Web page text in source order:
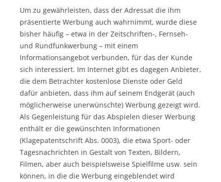
Um zu gewährleisten, dass der Adressat die ihm
präsentierte Werbung auch wahrnimmt, wurde diese
bisher häufig – etwa in der Zeitschriften-, Fernseh-
und Rundfunkwerbung – mit einem
Informationsangebot verbunden, für das der Kunde
sich interessiert. Im Internet gibt es dagegen Anbieter,
die dem Betrachter kostenlose Dienste oder Geld
dafür anbieten, dass ihm auf seinem Endgerät (auch
möglicherweise unerwünschte) Werbung gezeigt wird.
Als Gegenleistung für das Abspielen dieser Werbung
enthält er die gewünschten Informationen
(Klagepatentschrift Abs. 0003), die etwa Sport- oder
Tagesnachrichten in Gestalt von Texten, Bildern,
Filmen, aber auch beispielsweise Spielfilme usw. sein
können, in die die Werbung eingeblendet wird